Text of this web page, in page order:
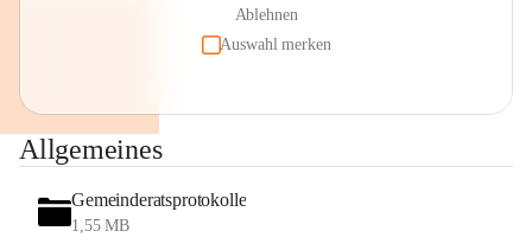
Ablehnen
Auswahl merken
Allgemeines
Gemeinderatsprotokolle
1,55 MB